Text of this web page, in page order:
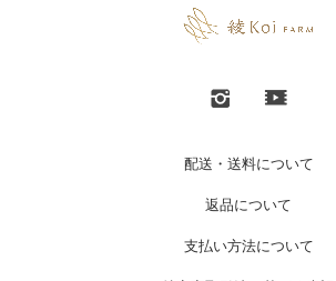
配送・送料について
返品について
支払い方法について